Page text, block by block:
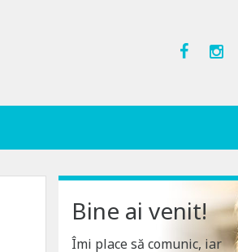
Bine ai venit!
Îmi place să comunic, iar